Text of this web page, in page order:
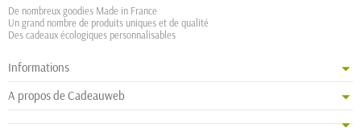
De nombreux goodies Made in France
Un grand nombre de produits uniques et de qualité
Des cadeaux écologiques personnalisables
Informations
A propos de Cadeauweb